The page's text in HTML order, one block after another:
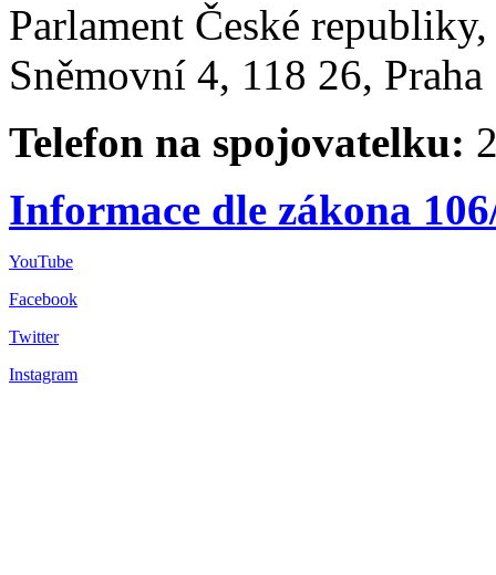
Parlament České
Sněmovní 4, 118 26,
Telefon na spojovatelku:
Informace dle zákona
YouTube
Facebook
Twitter
Instagram